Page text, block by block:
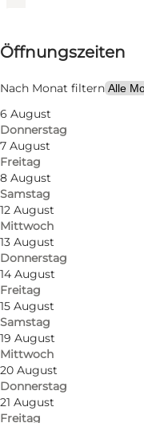
Öffnungszeiten
Nach Monat filtern
6 August
Donnerstag
7 August
Freitag
8 August
Samstag
12 August
Mittwoch
13 August
Donnerstag
14 August
Freitag
15 August
Samstag
19 August
Mittwoch
20 August
Donnerstag
21 August
Freitag
Website
: